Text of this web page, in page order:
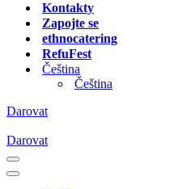
Kontakty
Zapojte se
ethnocatering
RefuFest
Čeština
Čeština
Darovat
Darovat
Navigační
menu
Navigační